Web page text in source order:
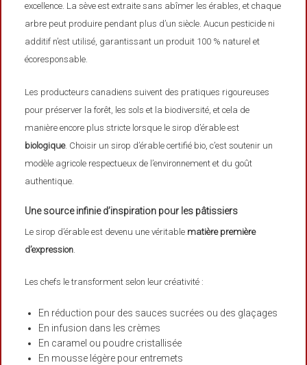
excellence. La sève est extraite sans abîmer les érables, et chaque
arbre peut produire pendant plus d’un siècle. Aucun pesticide ni
additif n’est utilisé, garantissant un produit 100 % naturel et
écoresponsable.
Les producteurs canadiens suivent des pratiques rigoureuses
pour préserver la forêt, les sols et la biodiversité, et cela de
manière encore plus stricte lorsque le sirop d’érable est
biologique. Choisir un sirop d’érable certifié bio, c’est soutenir un
modèle agricole respectueux de l’environnement et du goût
authentique.
Une source infinie d’inspiration pour les pâtissiers
Le sirop d’érable est devenu une véritable matière première
d’expression.
Les chefs le transforment selon leur créativité :
En réduction pour des sauces sucrées ou des glaçages
En infusion dans les crèmes
En caramel ou poudre cristallisée
En mousse légère pour entremets